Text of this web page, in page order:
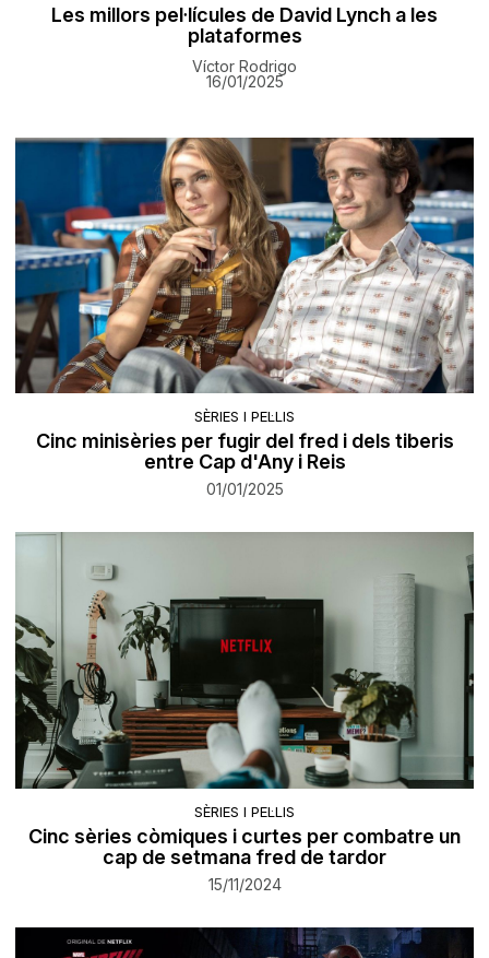
Les millors pel·lícules de David Lynch a les
plataformes
Víctor Rodrigo
16/01/2025
SÈRIES I PEL·LIS
Cinc minisèries per fugir del fred i dels tiberis
entre Cap d'Any i Reis
01/01/2025
SÈRIES I PEL·LIS
Cinc sèries còmiques i curtes per combatre un
cap de setmana fred de tardor
15/11/2024